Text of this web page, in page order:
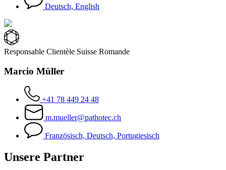
Deutsch, English
Responsable Clientèle Suisse Romande
Marcio Müller
+41 78 449 24 48
m.mueller@pathotec.ch
Französisch, Deutsch, Portugiesisch
Unsere Partner